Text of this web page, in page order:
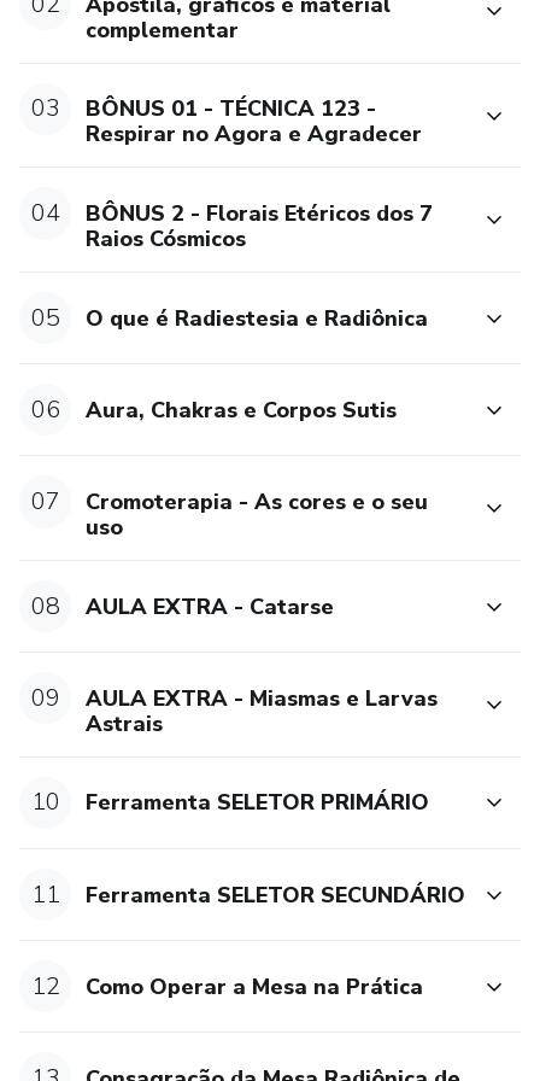
Veja abaixo todo o conteúdo programático e seja bem-
vindo(a) a esta maravilhosa egrégora!
complementar
03
BÔNUS 01 - TÉCNICA 123 -
Respirar no Agora e Agradecer
04
BÔNUS 2 - Florais Etéricos dos 7
Raios Cósmicos
05 O que é Radiestesia e Radiônica
06 Aura, Chakras e Corpos Sutis
07
Cromoterapia - As cores e o seu
uso
08 AULA EXTRA - Catarse
09
AULA EXTRA - Miasmas e Larvas
Astrais
10 Ferramenta SELETOR PRIMÁRIO
11 Ferramenta SELETOR SECUNDÁRIO
12 Como Operar a Mesa na Prática